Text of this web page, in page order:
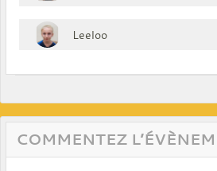
Leeloo
COMMENTEZ